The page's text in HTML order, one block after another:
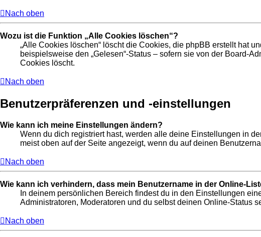
Nach oben
Wozu ist die Funktion „Alle Cookies löschen“?
„Alle Cookies löschen“ löscht die Cookies, die phpBB erstellt hat
beispielsweise den „Gelesen“-Status – sofern sie von der Board-
Cookies löscht.
Nach oben
Benutzerpräferenzen und -einstellungen
Wie kann ich meine Einstellungen ändern?
Wenn du dich registriert hast, werden alle deine Einstellungen in
meist oben auf der Seite angezeigt, wenn du auf deinen
Nach oben
Wie kann ich verhindern, dass mein Benutzername in der Online-
In deinem persönlichen Bereich findest du in den Einstellungen
Administratoren, Moderatoren und du selbst deinen Online-Status
Nach oben